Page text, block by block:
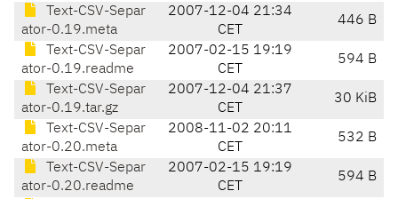
Text-CSV-Separ
ator-0.19.meta
2007-12-04 21:34
CET
446 B
Text-CSV-Separ
ator-0.19.readme
2007-02-15 19:19
CET
594 B
Text-CSV-Separ
ator-0.19.tar.gz
2007-12-04 21:37
CET
30 KiB
Text-CSV-Separ
ator-0.20.meta
2008-11-02 20:11
CET
532 B
Text-CSV-Separ
ator-0.20.readme
2007-02-15 19:19
CET
594 B